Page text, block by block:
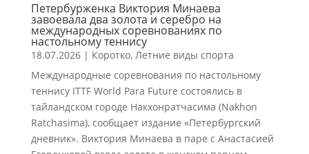
Петербурженка Виктория Минаева
завоевала два золота и серебро на
международных соревнованиях по
настольному теннису
18.07.2026| Коротко, Летние виды спорта
Международные соревнования по настольному
теннису ITTF World Para Future состоялись в
тайландском городе Накхонратчасима (Nakhon
Ratchasima), сообщает издание «Петербургский
дневник». Виктория Минаева в паре с Анастасией